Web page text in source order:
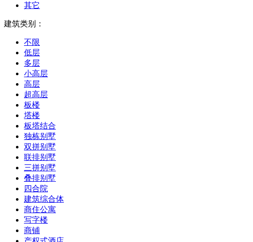
其它
建筑类别：
不限
低层
多层
小高层
高层
超高层
板楼
塔楼
板塔结合
独栋别墅
双拼别墅
联排别墅
三拼别墅
叠排别墅
四合院
建筑综合体
商住公寓
写字楼
商铺